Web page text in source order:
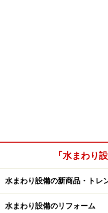
「水まわり
水まわり設備の新商品・トレ
水まわり設備のリフォーム